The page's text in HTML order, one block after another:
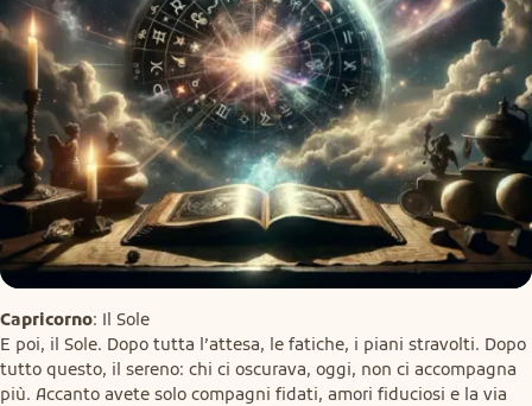
Capricorno: Il Sole
E poi, il Sole. Dopo tutta l’attesa, le fatiche, i piani stravolti. Dopo
tutto questo, il sereno: chi ci oscurava, oggi, non ci accompagna
più. Accanto avete solo compagni fidati, amori fiduciosi e la via